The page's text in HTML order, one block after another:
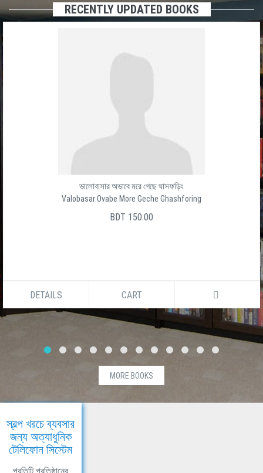
RECENTLY UPDATED BOOKS
ভালোবাসার অভাবে মরে গেছে ঘাসফড়িং
Valobasar Ovabe More Geche Ghashforing
BDT 150.00
DETAILS CART
MORE BOOKS
স্বল্প খরচে ব্যবসার
জন্য অত্যাধুনিক
টেলিফোন সিস্টেম